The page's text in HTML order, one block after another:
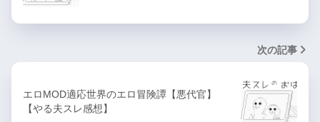
次の記事
エロMOD適応世界のエロ冒険譚【悪代官】
【やる夫スレ感想】